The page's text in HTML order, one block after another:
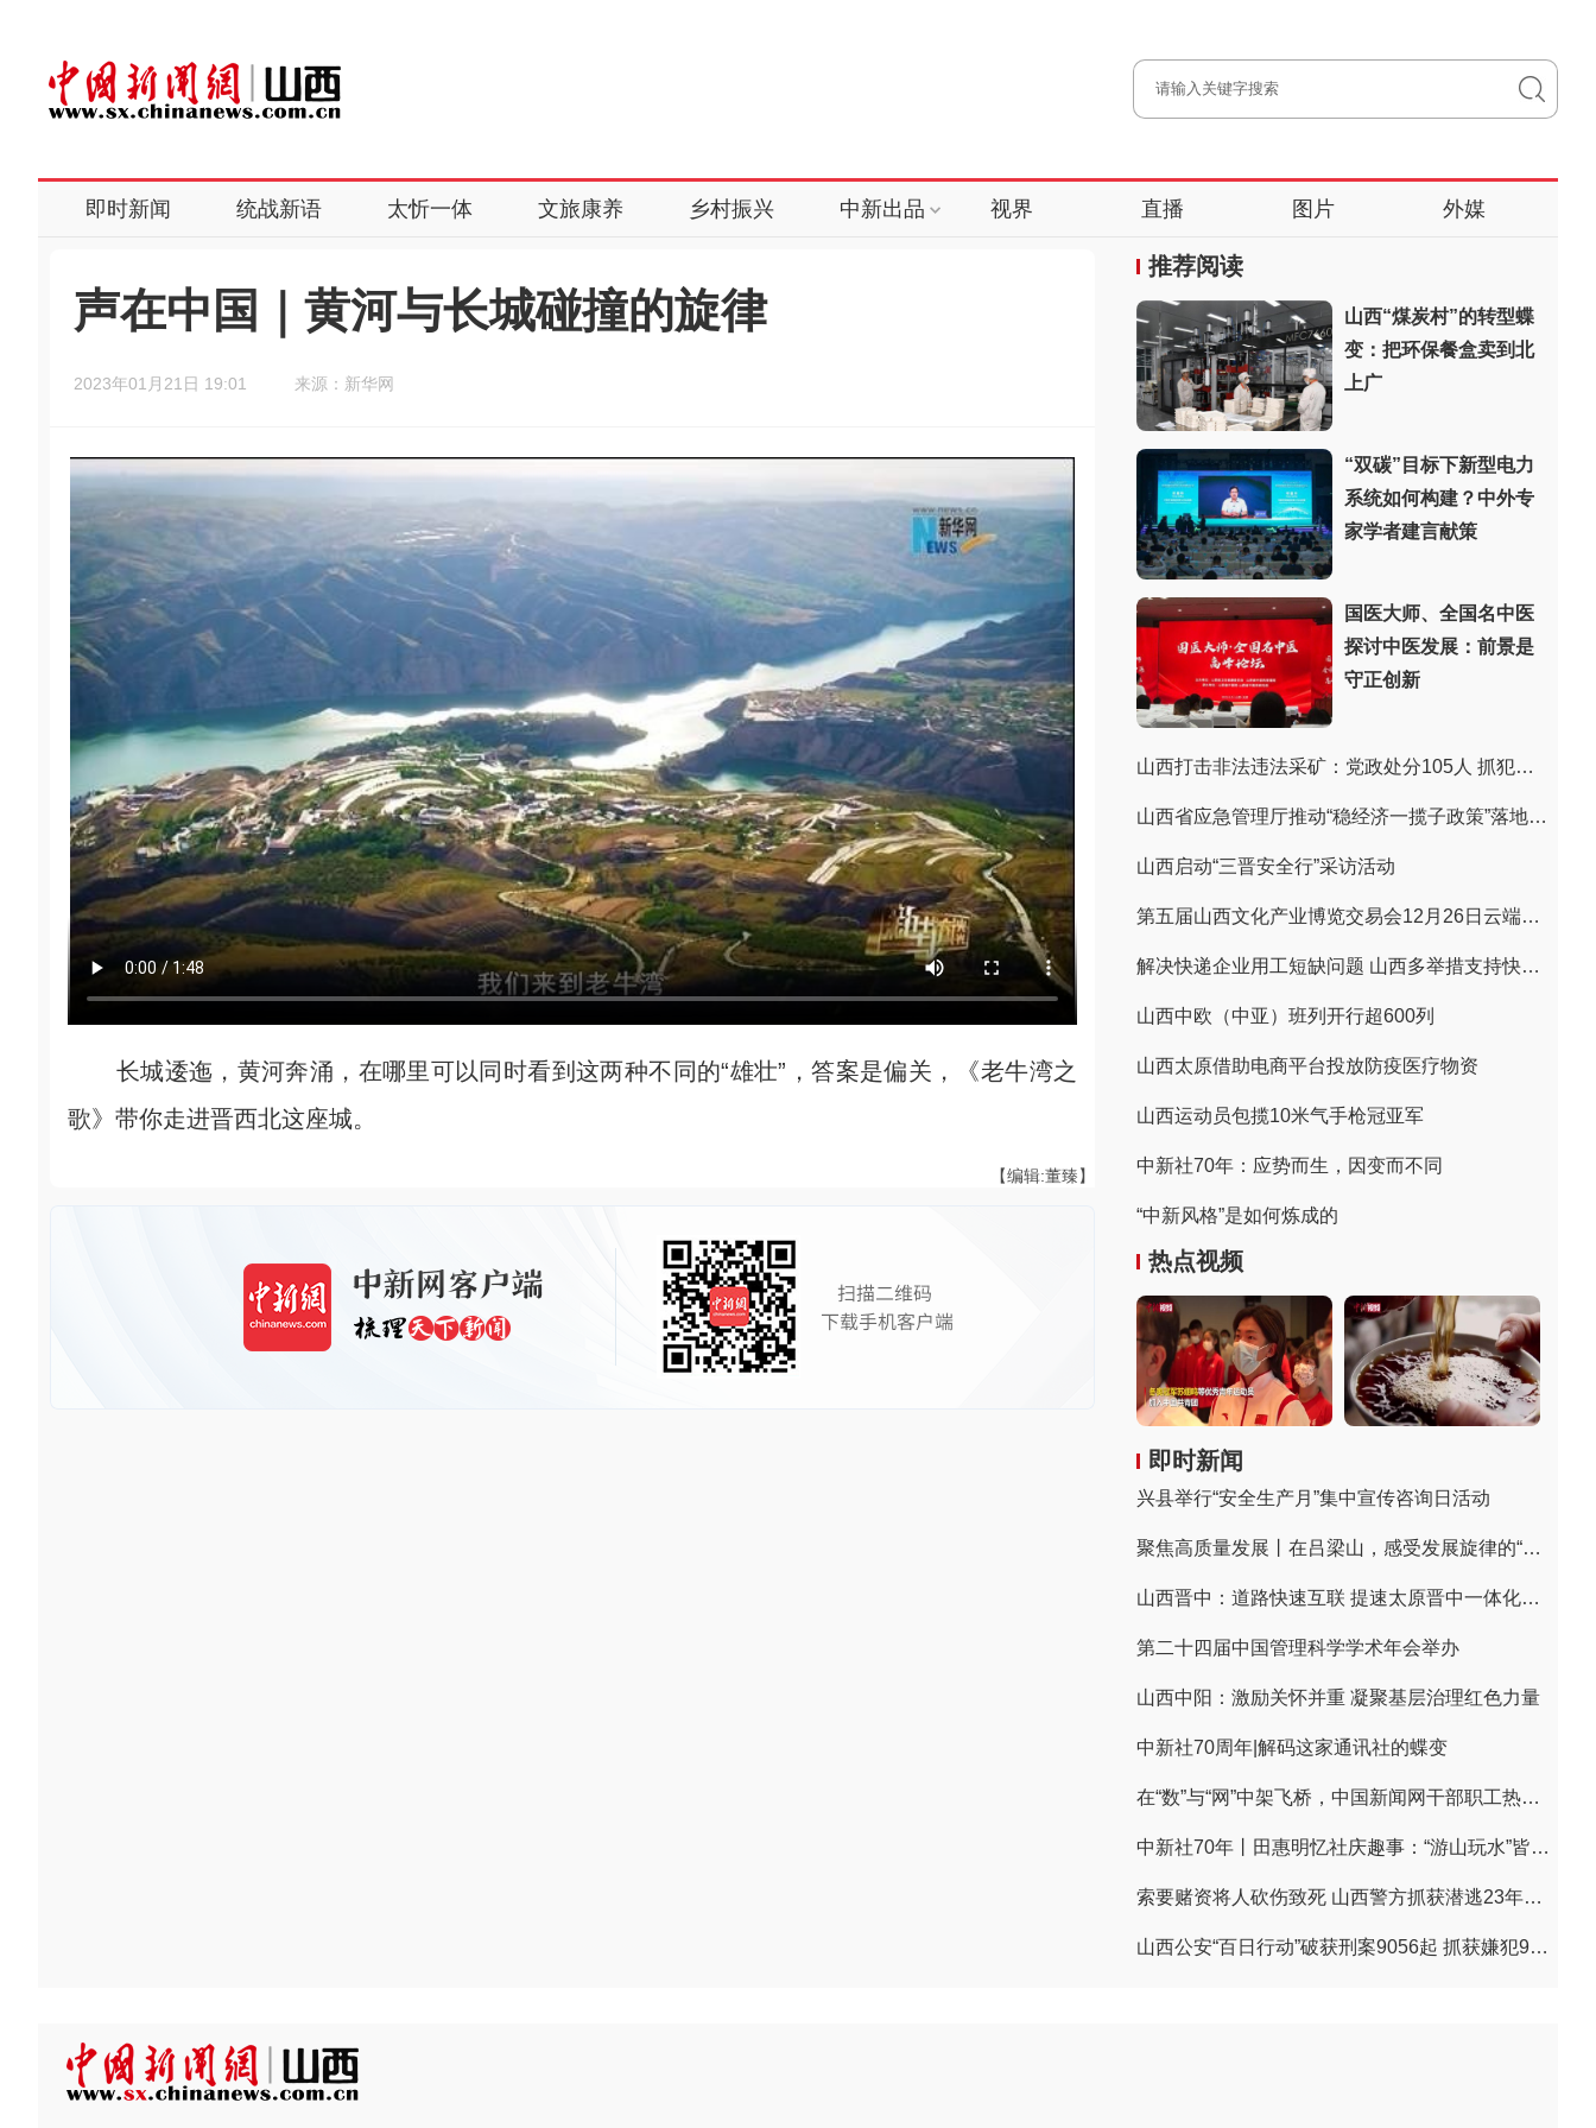
即时新闻 统战新语 太忻一体 文旅康养 乡村振兴 中新出品 视界 直播 图片 外媒
声在中国｜黄河与长城碰撞的旋律
2023年01月21日 19:01 来源：新华网
长城逶迤，黄河奔涌，在哪里可以同时看到这两种不同的“雄壮”，答案是偏关，《老牛湾之
歌》带你走进晋西北这座城。
【编辑:董臻】
推荐阅读
山西“煤炭村”的转型蝶
变：把环保餐盒卖到北
上广
“双碳”目标下新型电力
系统如何构建？中外专
家学者建言献策
国医大师、全国名中医
探讨中医发展：前景是
守正创新
山西打击非法违法采矿：党政处分105人 抓犯罪嫌疑人243人
山西省应急管理厅推动“稳经济一揽子政策”落地见效
山西启动“三晋安全行”采访活动
第五届山西文化产业博览交易会12月26日云端上线
解决快递企业用工短缺问题 山西多举措支持快递企业招聘用工
山西中欧（中亚）班列开行超600列
山西太原借助电商平台投放防疫医疗物资
山西运动员包揽10米气手枪冠亚军
中新社70年：应势而生，因变而不同
“中新风格”是如何炼成的
热点视频
即时新闻
兴县举行“安全生产月”集中宣传咨询日活动
聚焦高质量发展丨在吕梁山，感受发展旋律的“变奏”
山西晋中：道路快速互联 提速太原晋中一体化发展
第二十四届中国管理科学学术年会举办
山西中阳：激励关怀并重 凝聚基层治理红色力量
中新社70周年|解码这家通讯社的蝶变
在“数”与“网”中架飞桥，中国新闻网干部职工热议习近平贺信
中新社70年丨田惠明忆社庆趣事：“游山玩水”皆文章
索要赌资将人砍伤致死 山西警方抓获潜逃23年命案逃犯
山西公安“百日行动”破获刑案9056起 抓获嫌犯9497人